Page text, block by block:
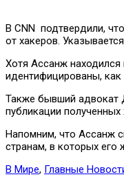
В CNN подтвердили,
от хакеров.
Хотя Ассанж
идентифицированы,
Также бывший адвокат
публикации
Напомним, что Ассанж
странам, в которых его
В Мире, Главные